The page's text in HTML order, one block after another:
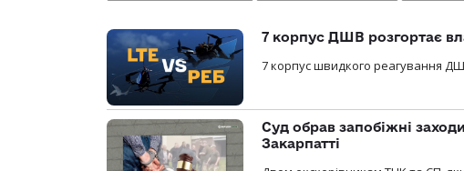
7 корпус ДШВ розгортає
7 корпус швидкого реагування
Суд обрав запобіжні
Закарпатті